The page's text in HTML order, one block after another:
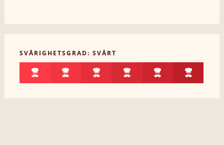
SVÅRIGHETSGRAD: SVÅRT